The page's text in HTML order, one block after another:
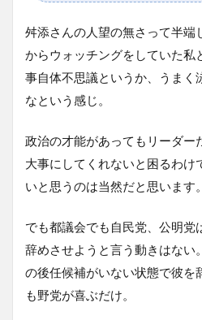
舛添さんの人望の無さって半端
からウォッチングをしていた私
事自体不思議というか、うまく
なという感じ。
政治の才能があってもリーダー
大事にしてくれないと困るわけ
いと思うのは当然だと思います。
でも都議会でも自民党、公明党
辞めさせようと言う動きはない
の後任候補がいない状態で彼を
も野党が喜ぶだけ。